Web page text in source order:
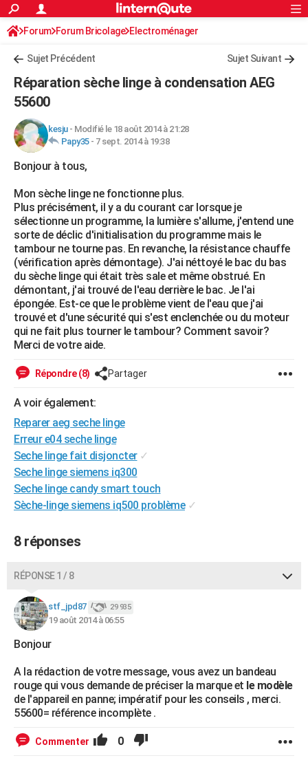
ACTUALITÉS
Politique
Société
Faits Divers
Education
Monde
Villes
+
Programme TV
TNTStreaming
Cinéma
Sorties cinéma
Musique
+FINANCE
Retraite
Impôts
Epargne
Immobilier
Risques naturels par ville
Banque
Assurance
Crédit
AUTO
Essais
Réserver un essai
Citadines
Berlines
SUV
Forum auto
HIGH-TECH
Forum
Aménagement intérieur
Extérieur
Cuisine
Salle de bains
Jardinage
Rangement
WEEK-END
Guides de France
Escapades
Patrimoine
Expositions
Musées
Week-end nature
+LIFESTYLE
Art de vivre
Bien-être
Loisirs
Mode
Modes de vie
SANTE
Alimentation
Guide de la santé
Maladies
Médicaments
Sommeil
VOYAGE
Destinations
City break
Voyage nature
Voyage de noces
Forum
Climat
+PHOTO
BONS PLANS
CARTE DE VOEUX
Carte de Noël
Carte Bonne année
Carte Saint-Valentin
Carte Pâques
Carte d'anniversaire
DICTIONNAIRE
Dictionnaire
Biographies
Citations
Expressions
Proverbes
PROGRAMME TV
COPAINS D'AVANT
FORUM
Bricolage
Lifestyle
Culture
Sport
Auto
Television
Voyage
Cinema
S'inscrire
Connexion
Forum Forum Bricolage Electroménager
Sujet Précédent Sujet Suivant
Réparation sèche linge à condensation AEG
55600
kesju- Modifié le 18 août 2014 à 21:28
Papy35- 7 sept. 2014 à 19:38
Bonjour à tous,
Mon sèche linge ne fonctionne plus.
Plus précisément, il y a du courant car lorsque je
sélectionne un programme, la lumière s'allume, j'entend une
sorte de déclic d'initialisation du programme mais le
tambour ne tourne pas. En revanche, la résistance chauffe
(vérification après démontage). J'ai néttoyé le bac du bas
du sèche linge qui était très sale et même obstrué. En
démontant, j'ai trouvé de l'eau derrière le bac. Je l'ai
épongée. Est-ce que le problème vient de l'eau que j'ai
trouvé et d'une sécurité qui s'est enclenchée ou du moteur
qui ne fait plus tourner le tambour? Comment savoir?
Merci de votre aide.
Répondre (8) Partager
A voir également:
Reparer aeg seche linge
Erreur e04 seche linge
Seche linge fait disjoncter ✓
Seche linge siemens iq300
Seche linge candy smart touch
Sèche-linge siemens iq500 problème ✓
8 réponses
RÉPONSE 1 / 8
stf_jpd87 29 935
19 août 2014 à 06:55
Bonjour
A la rédaction de votre message, vous avez un bandeau
rouge qui vous demande de préciser la marque et le modèle
de l'appareil en panne; impératif pour les conseils , merci.
55600= référence incomplète .
Commenter 0